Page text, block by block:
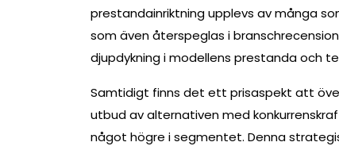
prestandainriktning upplevs av många
som även återspeglas i
djupdykning i modellens prestanda och
Samtidigt finns det ett prisaspekt att
utbud av alternativen med
något högre i segmentet. Denna